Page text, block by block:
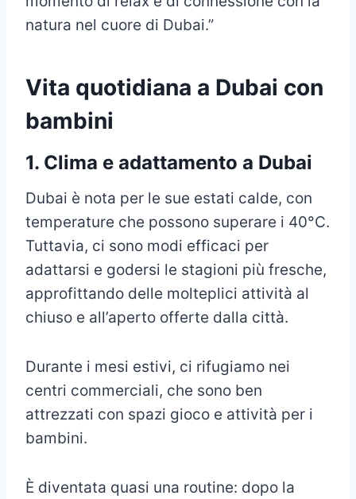
natura nel cuore di Dubai.”
Vita quotidiana a Dubai con
bambini
1. Clima e adattamento a Dubai
Dubai è nota per le sue estati calde, con
temperature che possono superare i 40°C.
Tuttavia, ci sono modi efficaci per
adattarsi e godersi le stagioni più fresche,
approfittando delle molteplici attività al
chiuso e all’aperto offerte dalla città.
Durante i mesi estivi, ci rifugiamo nei
centri commerciali, che sono ben
attrezzati con spazi gioco e attività per i
bambini.
È diventata quasi una routine: dopo la